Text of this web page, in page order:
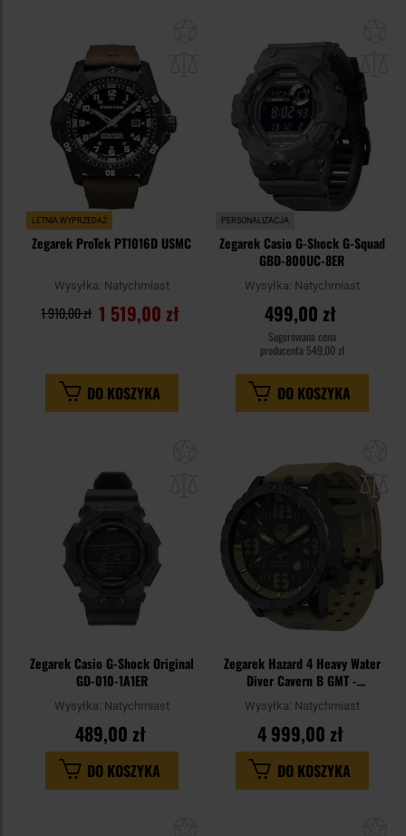
schowka
LETNIA WYPRZEDAŻ
Zegarek ProTek PT1016D USMC
Wysyłka: Natychmiast
1 519,00 zł
1 910,00 zł
DO KOSZYKA
PERSONALIZACJA
Zegarek Casio G-Shock G-Squad
GBD-800UC-8ER
Wysyłka: Natychmiast
499,00 zł
Sugerowana cena
producenta 549,00 zł
DO KOSZYKA
schowka
Zegarek Casio G-Shock Original
GD-010-1A1ER
Wysyłka: Natychmiast
489,00 zł
DO KOSZYKA
Zegarek Hazard 4 Heavy Water
Diver Cavern B GMT -
Black/Green
Wysyłka: Natychmiast
4 999,00 zł
DO KOSZYKA